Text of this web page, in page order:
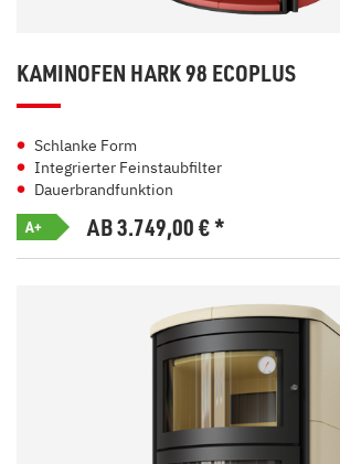
KAMINOFEN HARK 98 ECOPLUS
Schlanke Form
Integrierter Feinstaubfilter
Dauerbrandfunktion
A+ AB 3.749,00€*